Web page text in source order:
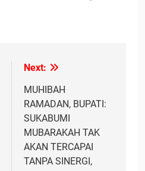
Next:
MUHIBAH
RAMADAN, BUPATI:
SUKABUMI
MUBARAKAH TAK
AKAN TERCAPAI
TANPA SINERGI,